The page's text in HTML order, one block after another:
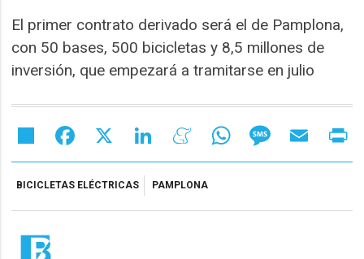
El primer contrato derivado será el de Pamplona,
con 50 bases, 500 bicicletas y 8,5 millones de
inversión, que empezará a tramitarse en julio
Share Facebook LinkedIn MeneameWhatsAppMessageEmail
BICICLETAS ELÉCTRICAS PAMPLONA